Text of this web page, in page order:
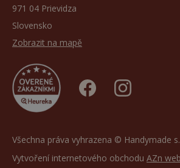
971 04 Prievidza
Slovensko
Zobrazit na mapě
Všechna práva vyhrazena © Handymade
Vytvoření internetového obchodu AZn